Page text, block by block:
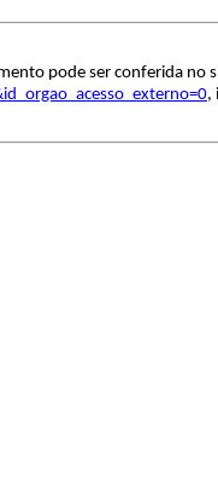
pode ser conferida no
,